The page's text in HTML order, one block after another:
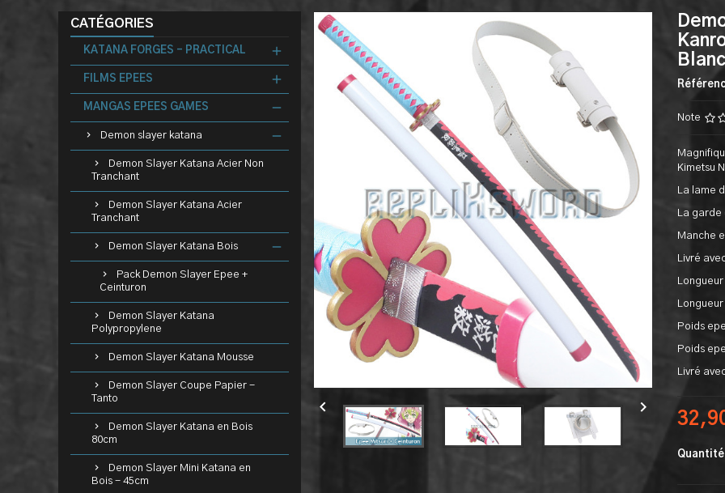
CATÉGORIES
KATANA FORGES - PRACTICAL
FILMS EPEES
MANGAS EPEES GAMES
Demon slayer katana
Demon Slayer Katana Acier Non
Tranchant
Demon Slayer Katana Acier
Tranchant
Demon Slayer Katana Bois
Pack Demon Slayer Epee +
Ceinturon
Demon Slayer Katana
Polypropylene
Demon Slayer Katana Mousse
Demon Slayer Coupe Papier -
Tanto
Demon Slayer Katana en Bois
80cm
Demon Slayer Mini Katana en
Bois - 45cm
 
Note
Kimetsu
La lame
La garde
Manche
Livré
Poids
Poids
Livré
Quantité